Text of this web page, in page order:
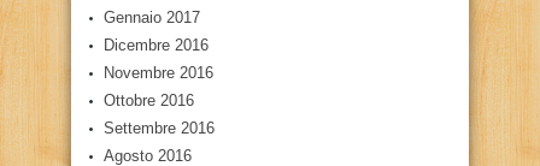
Gennaio 2017
Dicembre 2016
Novembre 2016
Ottobre 2016
Settembre 2016
Agosto 2016